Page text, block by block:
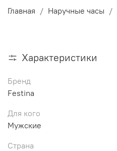
Главная Наручные часы
Характеристики
Бренд
Festina
Для кого
Мужские
Страна